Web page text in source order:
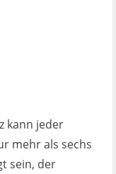
kann jeder
mehr als sechs
sein, der